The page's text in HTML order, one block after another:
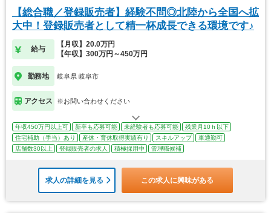
【総合職／登録販売者】経験不問◎北陸から全国へ拡
大中！登録販売者として精一杯成長できる環境です♪
給与
【月収】20.0万円
【年収】300万円～450万円
勤務地 岐阜県 岐阜市
アクセス ※お問い合わせください
年収450万円以上可 新卒も応募可能 未経験者も応募可能
残業月10ｈ以下
住宅補助（手当）あり
産休・育休取得実績有り スキルアップ
車通勤可
店舗数30以上
登録販売者の求人 積極採用中 管理職候補
求人の詳細を見る この求人に興味がある